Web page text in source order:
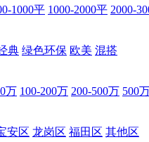
1000平 1000-2000平 2000-
典 绿色环保 欧美 混搭
万 100-200万 200-500万 500
安区 龙岗区 福田区 其他区